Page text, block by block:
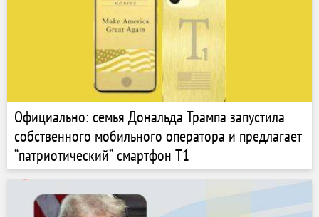
Официально: семья Дональда Трампа запустила
собственного мобильного оператора и предлагает
“патриотический” смартфон T1